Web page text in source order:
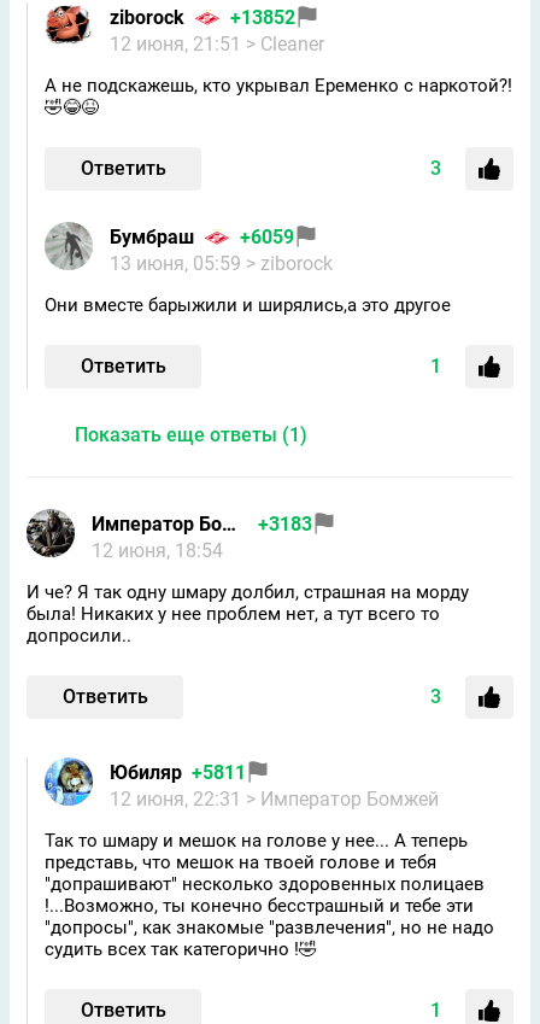
ziborock
+13852
12 июня, 21:51 > Cleaner
А не подскажешь, кто укрывал Еременко с наркотой?!
🤣😂😆
Ответить 3
Бумбраш
+6059
13 июня, 05:59 > ziborock
Они вместе барыжили и ширялись,а это другое
Ответить 1
Показать еще ответы (1)
Император Бомжей
+3183
12 июня, 18:54
И че? Я так одну шмару долбил, страшная на морду
была! Никаких у нее проблем нет, а тут всего то
допросили..
Ответить 3
Юбиляр +5811
12 июня, 22:31 > Император Бомжей
Так то шмару и мешок на голове у нее... А теперь
представь, что мешок на твоей голове и тебя
"допрашивают" несколько здоровенных полицаев
!...Возможно, ты конечно бесстрашный и тебе эти
"допросы", как знакомые "развлечения", но не надо
судить всех так категорично !🤣
Ответить 1